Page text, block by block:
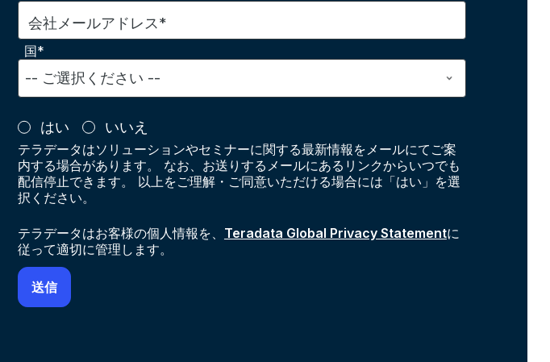
会社メールアドレス*
国*
はい いいえ
テラデータはソリューションやセミナーに関する最新情報をメールにてご案
内する場合があります。 なお、お送りするメールにあるリンクからいつでも
配信停止できます。 以上をご理解・ご同意いただける場合には「はい」を選
択ください。
テラデータはお客様の個人情報を、 Teradata Global Privacy Statementに
従って適切に管理します。